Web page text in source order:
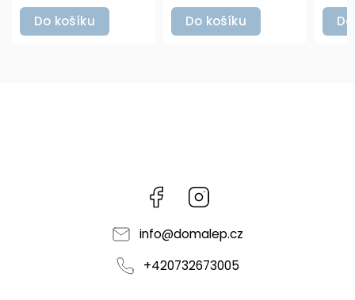
Facebook
info@domalep.cz
+420732673005